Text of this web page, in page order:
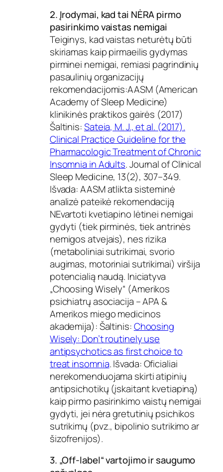
2. Įrodymai, kad tai NĖRA pirmo
pasirinkimo vaistas nemigai
Teiginys, kad vaistas neturėtų būti
skiriamas kaip pirmaeilis gydymas
pirminei nemigai, remiasi pagrindinių
pasaulinių organizacijų
rekomendacijomis:AASM (American
Academy of Sleep Medicine)
klinikinės praktikos gairės (2017)
Šaltinis:Sateia, M. J., et al. (2017).
Clinical Practice Guideline for the
Pharmacologic Treatment of Chronic
Insomnia in Adults. Journal of Clinical
Sleep Medicine, 13(2), 307–349.
Išvada: AASM atlikta sisteminė
analizė pateikė rekomendaciją
NEvartoti kvetiapino lėtinei nemigai
gydyti (tiek pirminės, tiek antrinės
nemigos atvejais), nes rizika
(metaboliniai sutrikimai, svorio
augimas, motoriniai sutrikimai) viršija
potencialią naudą. Iniciatyva
„Choosing Wisely“ (Amerikos
psichiatrų asociacija – APA &
Amerikos miego medicinos
akademija): Šaltinis:Choosing
Wisely: Don’t routinely use
antipsychotics as first choice to
treat insomnia. Išvada: Oficialiai
nerekomenduojama skirti atipinių
antipsichotikų (įskaitant kvetiapiną)
kaip pirmo pasirinkimo vaistų nemigai
gydyti, jei nėra gretutinių psichikos
sutrikimų (pvz., bipolinio sutrikimo ar
šizofrenijos).
3. „Off-label“ vartojimo ir saugumo